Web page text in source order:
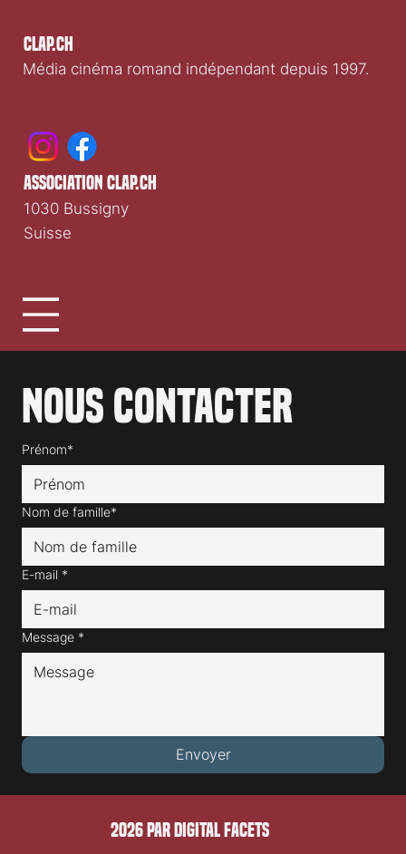
Clap.ch
Média cinéma romand indépendant depuis 1997.
Nous contacter
Prénom*
Nom de famille*
E-mail *
Message *
Envoyer
association clap.ch
1030 Bussigny
Suisse
2026 PAR DIGITAL FACETS